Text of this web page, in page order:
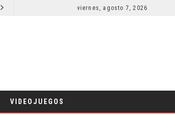
CINE
viernes, agosto 7, 2026
VIDEOJUEGOS